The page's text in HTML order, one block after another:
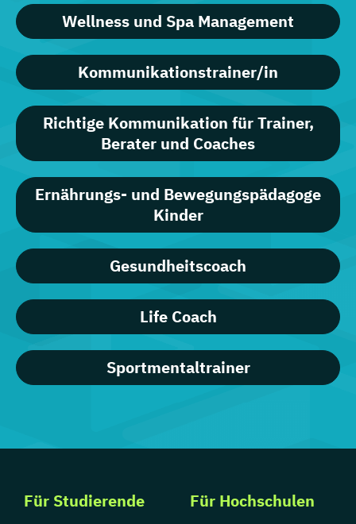
Wellness und Spa Management
Kommunikationstrainer/in
Richtige Kommunikation für Trainer,
Berater und Coaches
Ernährungs- und Bewegungspädagoge
Kinder
Gesundheitscoach
Life Coach
Sportmentaltrainer
Für Studierende Für Hochschulen